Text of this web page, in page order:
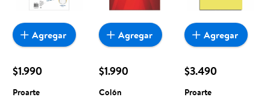
$1.990
Proarte
Agregar
$1.990
Colón
Agregar
$3.490
Proarte
Agregar